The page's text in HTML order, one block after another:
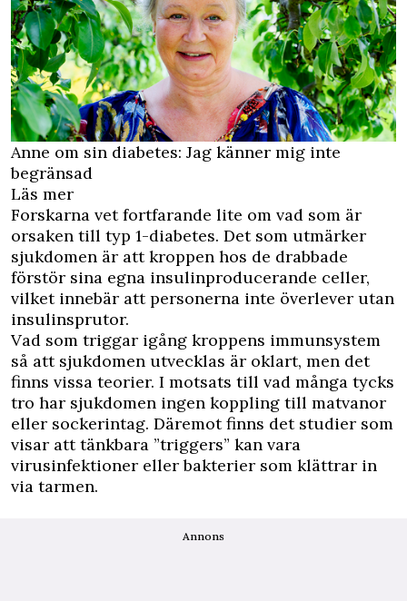
Anne om sin diabetes: Jag känner mig inte
begränsad
Läs mer
Forskarna vet fortfarande lite om vad som är
orsaken till typ 1-diabetes. Det som utmärker
sjukdomen är att kroppen hos de drabbade
förstör sina egna insulinproducerande celler,
vilket innebär att personerna inte överlever utan
insulinsprutor.
Vad som triggar igång kroppens immunsystem
så att sjukdomen utvecklas är oklart, men det
finns vissa teorier. I motsats till vad många tycks
tro har sjukdomen ingen koppling till matvanor
eller sockerintag. Däremot finns det studier som
visar att tänkbara ”triggers” kan vara
virusinfektioner eller bakterier som klättrar in
via tarmen.
Annons